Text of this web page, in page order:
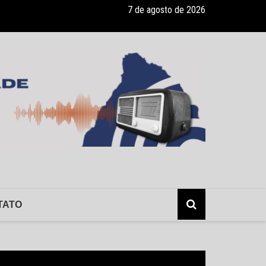
recebe pocket-show gratuito “A Bela e a Fera” na 16ª “Diversão
7 de agosto de 2026